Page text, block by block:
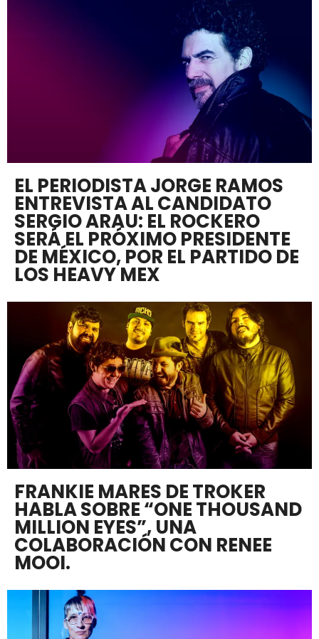
EL PERIODISTA JORGE RAMOS
ENTREVISTA AL CANDIDATO
SERGIO ARAU: EL ROCKERO
SERÁ EL PRÓXIMO PRESIDENTE
DE MÉXICO, POR EL PARTIDO DE
LOS HEAVY MEX
FRANKIE MARES DE TROKER
HABLA SOBRE “ONE THOUSAND
MILLION EYES”, UNA
COLABORACIÓN CON RENEE
MOOI.